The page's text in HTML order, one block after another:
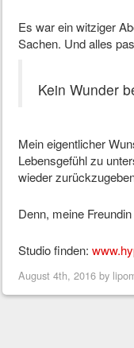
Es war ein witziger
Sachen. Und alles
Kein Wunder
Mein eigentlicher
Lebensgefühl zu
wieder
Denn, meine
Studio finden:
August 4th, 2016 by